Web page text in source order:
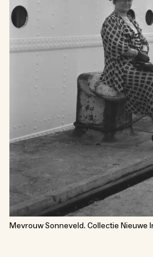
Mevrouw Sonneveld. Collectie Nieuwe